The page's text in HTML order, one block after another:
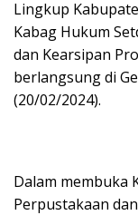
Lingkup
Kabag Hukum
dan Kearsipan
berlangsung di
(20/02/2024).
Dalam membuka
Perpustakaan